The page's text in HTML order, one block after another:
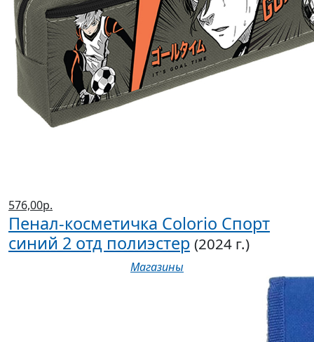
576,00р.
Пенал-косметичка Colorio Спорт
синий 2 отд полиэстер (2024 г.)
Магазины